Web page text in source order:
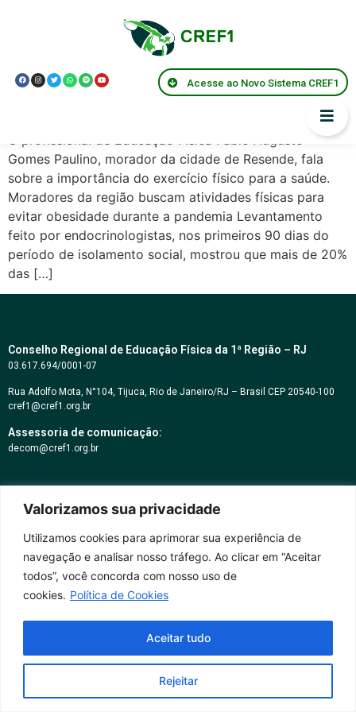
Valorizamos sua privacidade
Utilizamos cookies para aprimorar sua experiência de
navegação e analisar nosso tráfego. Ao clicar em “Aceitar
todos”, você concorda com nosso uso de
cookies. Política de Cookies
Rejeitar
Aceitar tudo
Acesse ao Novo Sistema CREF1
resende
Exercício físico e obesidade
durante a pandemia
O profissional de Educação Física Fábio Augusto
Gomes Paulino, morador da cidade de Resende, fala
sobre a importância do exercício físico para a saúde.
Moradores da região buscam atividades físicas para
evitar obesidade durante a pandemia Levantamento
feito por endocrinologistas, nos primeiros 90 dias do
período de isolamento social, mostrou que mais de 20%
das […]
Conselho Regional de Educação Física da 1ª Região – RJ
03.617.694/0001-07
Rua Adolfo Mota, N°104, Tijuca, Rio de Janeiro/RJ – Brasil CEP 20540-100
cref1@cref1.org.br
Assessoria de comunicação:
decom@cref1.org.br
2ª a 6ª feira das 9h às 17h / Sábados das 09h às 13h